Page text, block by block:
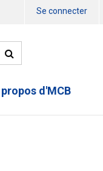
Se connecter
d'MCB